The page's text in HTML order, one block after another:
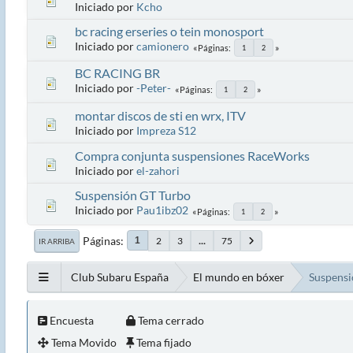
Iniciado por Kcho
bc racing erseries o tein monosport
Iniciado porcamionero Páginas 1 2
BC RACING BR
Iniciado por-Peter- Páginas 1 2
montar discos de sti en wrx, ITV
Iniciado por Impreza S12
Compra conjunta suspensiones RaceWorks
Iniciado porel-zahori
Suspensión GT Turbo
Iniciado por Pau1ibz02 Páginas 1 2
IR ARRIBA Páginas 1 2 3 ... 75
Club Subaru España El mundo en bóxer
Encuesta
Tema Movido
Tema cerrado
Tema fijado